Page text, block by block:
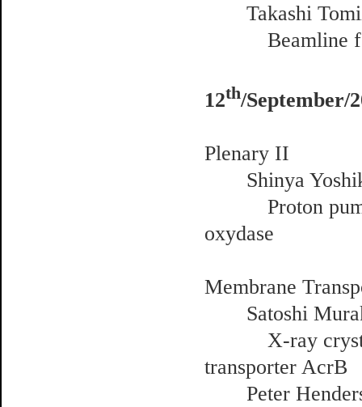
Takashi
Beamline for
12th/September/
Plenary II
Shinya
Proton
oxydase
Membrane
Satoshi
X-ray
transporter AcrB
Peter